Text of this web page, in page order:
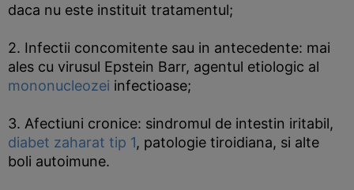
daca nu este instituit tratamentul;
2. Infectii concomitente sau in antecedente: mai
ales cu virusul Epstein Barr, agentul etiologic al
mononucleozei infectioase;
3. Afectiuni cronice: sindromul de intestin iritabil,
diabet zaharat tip 1, patologie tiroidiana, si alte
boli autoimune.